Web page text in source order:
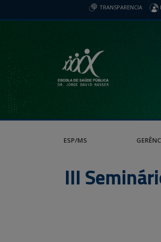
TRANSPARENCIA
ESP/MS
III